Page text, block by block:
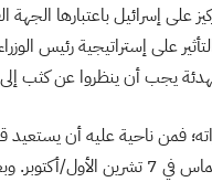
على إسرائيل باعتبارها الجهة
على إستراتيجية رئيس
يجب أن ينظروا عن كثب
فمن ناحية عليه أن
القدرة في الأشهر التي أعقبت